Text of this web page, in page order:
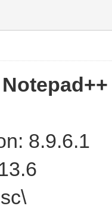
Notepad++
8.9.6.1